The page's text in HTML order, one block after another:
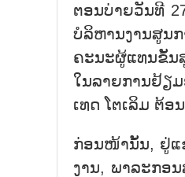
ຕອນ​ບ່າຍ​ວັນ​ທີ
ບໍ​ລິ​ຫານ​ງານ​ສູນ​
ຄະ​ນະ​ຜູ້​ແທນ​ຂັ້ນ​
ໃນ​ລາຍ​ການ​ຢ້ຽ
ເທດ ໂຕ​ເລ​ິມ ​ຕ້ອ
ກ່ອນ​ໜ້ານັ້ນ, ​ຢູ່​ແ
ງານ, ພາ​ລະ​ກອ